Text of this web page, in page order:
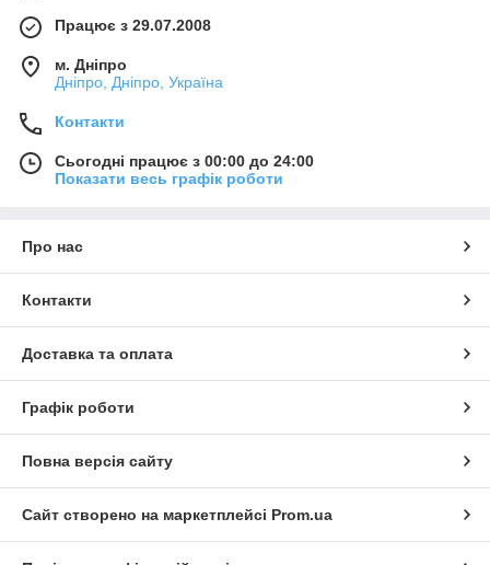
Працює з 29.07.2008
м. Дніпро
Дніпро, Дніпро, Україна
Контакти
Сьогодні працює з 00:00 до 24:00
Показати весь графік роботи
Про нас
Контакти
Доставка та оплата
Графік роботи
Повна версія сайту
Сайт створено на маркетплейсі Prom.ua